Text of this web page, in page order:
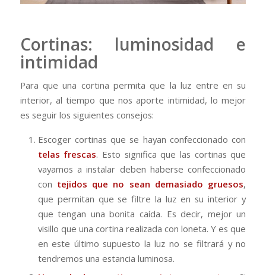
Cortinas: luminosidad e
intimidad
Para que una cortina permita que la luz entre en su
interior, al tiempo que nos aporte intimidad, lo mejor
es seguir los siguientes consejos:
Escoger cortinas que se hayan confeccionado con
telas frescas. Esto significa que las cortinas que
vayamos a instalar deben haberse confeccionado
con tejidos que no sean demasiado gruesos,
que permitan que se filtre la luz en su interior y
que tengan una bonita caída. Es decir, mejor un
visillo que una cortina realizada con loneta. Y es que
en este último supuesto la luz no se filtrará y no
tendremos una estancia luminosa.